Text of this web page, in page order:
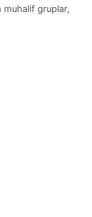
muhalif gruplar,